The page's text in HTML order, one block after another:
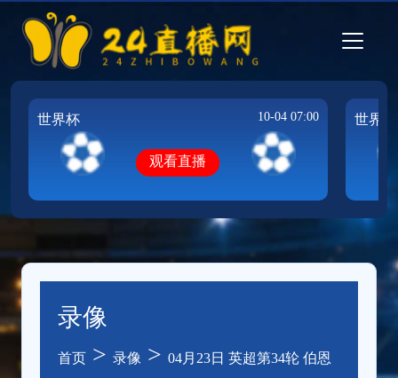
世界杯 10-04 07:00
观看直播
世界杯
录像
首页 > 录像 > 04月23日 英超第34轮 伯恩